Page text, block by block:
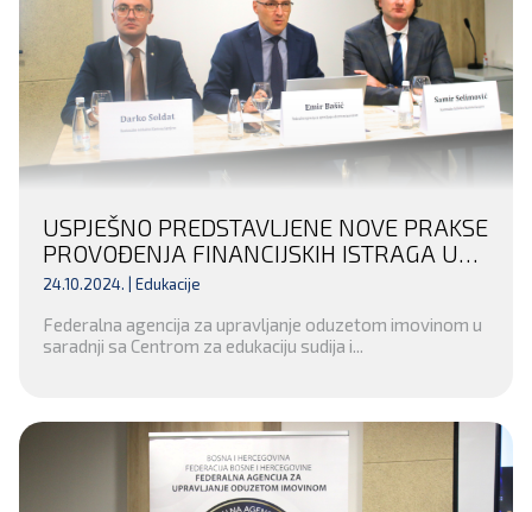
USPJEŠNO PREDSTAVLJENE NOVE PRAKSE
PROVOĐENJA FINANCIJSKIH ISTRAGA U
KANTONALNOM TUŽILAŠTVU KANTONA
24.10.2024. | Edukacije
Federalna agencija za upravljanje oduzetom imovinom u
saradnji sa Centrom za edukaciju sudija i...